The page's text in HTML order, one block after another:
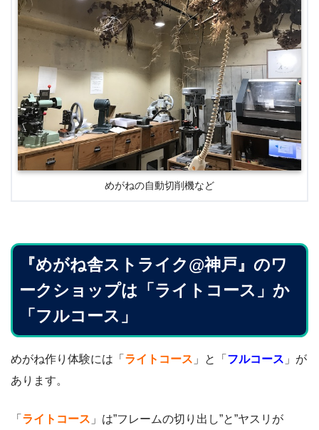
めがねの自動切削機など
『めがね舎ストライク@神戸』のワ
ークショップは「ライトコース」か
「フルコース」
めがね作り体験には「 ライトコース 」と「 フルコース 」が
あります。
「 ライトコース 」は”フレームの切り出し”と”ヤスリが